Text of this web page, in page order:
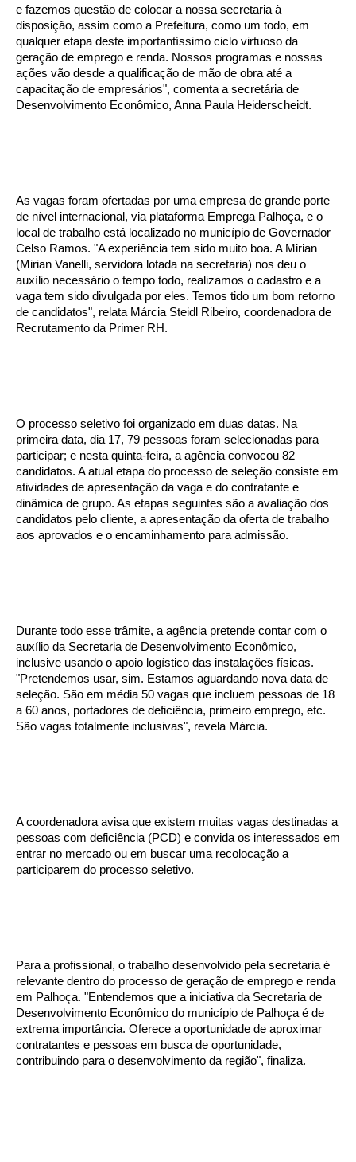
e fazemos questão de colocar a nossa secretaria à
disposição, assim como a Prefeitura, como um todo, em
qualquer etapa deste importantíssimo ciclo virtuoso da
geração de emprego e renda. Nossos programas e nossas
ações vão desde a qualificação de mão de obra até a
capacitação de empresários", comenta a secretária de
Desenvolvimento Econômico, Anna Paula Heiderscheidt.
As vagas foram ofertadas por uma empresa de grande porte
de nível internacional, via plataforma Emprega Palhoça, e o
local de trabalho está localizado no município de Governador
Celso Ramos. "A experiência tem sido muito boa. A Mirian
(Mirian Vanelli, servidora lotada na secretaria) nos deu o
auxílio necessário o tempo todo, realizamos o cadastro e a
vaga tem sido divulgada por eles. Temos tido um bom retorno
de candidatos", relata Márcia Steidl Ribeiro, coordenadora de
Recrutamento da Primer RH.
O processo seletivo foi organizado em duas datas. Na
primeira data, dia 17, 79 pessoas foram selecionadas para
participar; e nesta quinta-feira, a agência convocou 82
candidatos. A atual etapa do processo de seleção consiste em
atividades de apresentação da vaga e do contratante e
dinâmica de grupo. As etapas seguintes são a avaliação dos
candidatos pelo cliente, a apresentação da oferta de trabalho
aos aprovados e o encaminhamento para admissão.
Durante todo esse trâmite, a agência pretende contar com o
auxílio da Secretaria de Desenvolvimento Econômico,
inclusive usando o apoio logístico das instalações físicas.
"Pretendemos usar, sim. Estamos aguardando nova data de
seleção. São em média 50 vagas que incluem pessoas de 18
a 60 anos, portadores de deficiência, primeiro emprego, etc.
São vagas totalmente inclusivas", revela Márcia.
A coordenadora avisa que existem muitas vagas destinadas a
pessoas com deficiência (PCD) e convida os interessados em
entrar no mercado ou em buscar uma recolocação a
participarem do processo seletivo.
Para a profissional, o trabalho desenvolvido pela secretaria é
relevante dentro do processo de geração de emprego e renda
em Palhoça. "Entendemos que a iniciativa da Secretaria de
Desenvolvimento Econômico do município de Palhoça é de
extrema importância. Oferece a oportunidade de aproximar
contratantes e pessoas em busca de oportunidade,
contribuindo para o desenvolvimento da região", finaliza.